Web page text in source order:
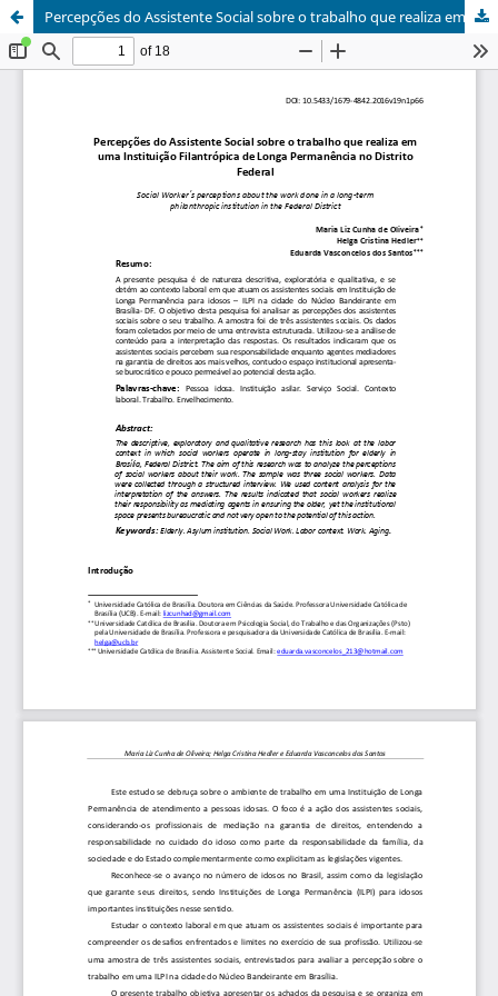
Percepções do Assistente Social sobre o trabalho que realiza em uma Instituição Filantrópica de Longa Permanência no Distrito Federal